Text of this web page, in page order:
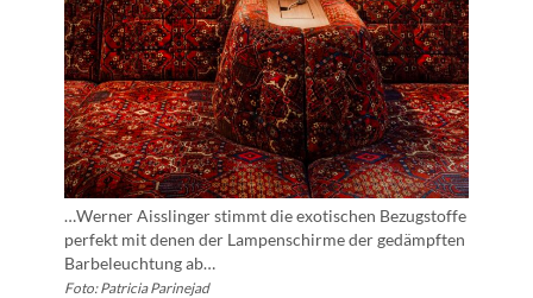
…Werner Aisslinger stimmt die exotischen Bezugstoffe
perfekt mit denen der Lampenschirme der gedämpften
Barbeleuchtung ab…
Foto: Patricia Parinejad